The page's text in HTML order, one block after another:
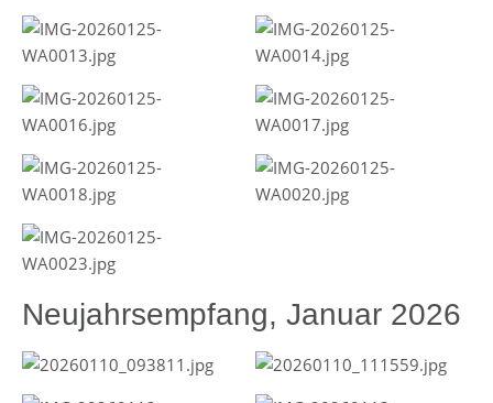
Neujahrsempfang, Januar 2026